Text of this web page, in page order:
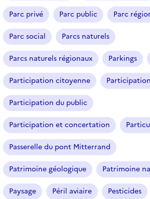
Parc privé Parc public Parc
Parc social Parcs naturels
Parcs naturels régionaux Parkings
Participation citoyenne
Participation du public
Participation et concertation
Passerelle du pont Mitterrand
Patrimoine géologique Patrimoine
Paysage Péril aviaire Pesticides